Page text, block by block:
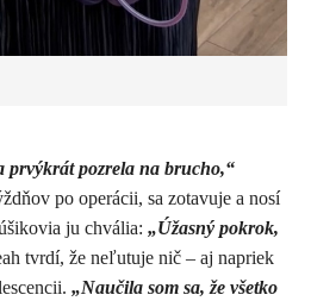
prvýkrát pozrela na brucho,“
po operácii, sa zotavuje a nosí
ju chvália: „Úžasný pokrok,
tvrdí, že neľutuje nič – aj napriek
„Naučila som sa, že všetko